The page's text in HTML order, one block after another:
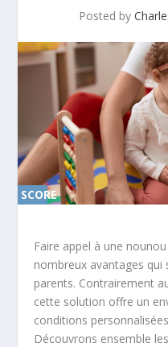
Posted by
SCORE
Faire appel à une
nombreux avantages qui
parents. Contrairement
cette solution offre un
conditions
Découvrons ensemble